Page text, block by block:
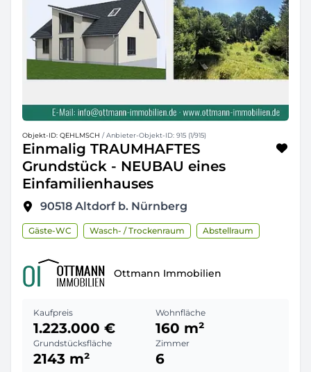
Objekt-ID: QEHLMSCH / Anbieter-Objekt-ID: 915 (1/915)
Einmalig TRAUMHAFTES
Grundstück - NEUBAU eines
Einfamilienhauses
90518 Altdorf b. Nürnberg
Gäste-WC Wasch- / Trockenraum Abstellraum
Ottmann Immobilien
Kaufpreis
1.223.000 €
Wohnfläche
160 m²
Grundstücksfläche
2143 m²
Zimmer
6